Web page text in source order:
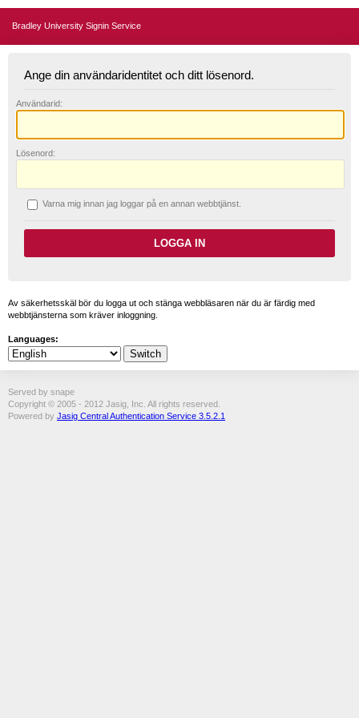
Bradley University Signin Service
Ange din användaridentitet och ditt lösenord.
Användarid:
L ösenord:
Varna mig innan jag loggar på en annan webbtjänst.
Av säkerhetsskäl bör du logga ut och stänga webbläsaren när du är färdig med
webbtjänsterna som kräver inloggning.
Languages:
Served by snape
Copyright © 2005 - 2012 Jasig, Inc. All rights reserved.
Powered by Jasig Central Authentication Service 3.5.2.1